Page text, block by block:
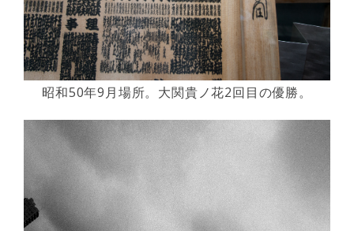
昭和50年9月場所。大関貴ノ花2回目の優勝。